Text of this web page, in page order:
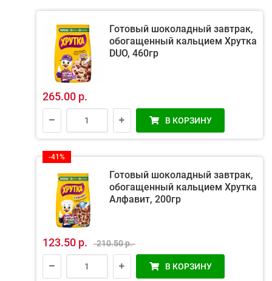
Готовый шоколадный завтрак,
обогащенный кальцием Хрутка
DUO, 460гр
265.00 р.
В КОРЗИНУ
-41%
Готовый шоколадный завтрак,
обогащенный кальцием Хрутка
Алфавит, 200гр
123.50 р. 210.50 р.
В КОРЗИНУ